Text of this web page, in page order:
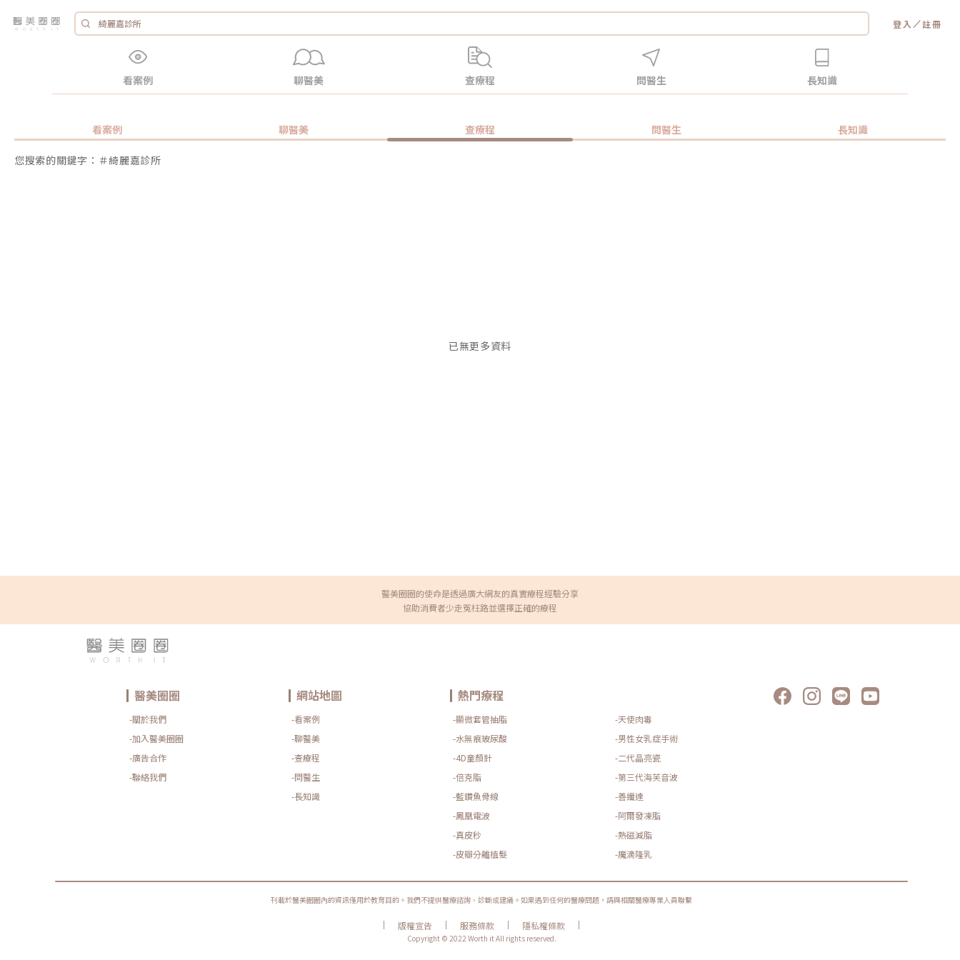
登入 ／註冊
看案例 聊醫美 查療程 問醫生 長知識
看案例 聊醫美 查療程 問醫生 長知識
您搜索的關鍵字：＃綺麗嘉診所
已無更多資料
醫美圈圈的使命是透過廣大網友的真實療程經驗分享
協助消費者少走冤枉路並選擇正確的療程
醫美圈圈
-關於我們
-加入醫美圈圈
-廣告合作
-聯絡我們
網站地圖
-看案例
-聊醫美
-查療程
-問醫生
-長知識
熱門療程
-顯微套管抽脂
-天使肉毒
-水無痕玻尿酸
-男性女乳症手術
-4D童顏針
-二代晶亮瓷
-倍克脂
-第三代海芙音波
-藍鑽魚骨線
-善纖達
-鳳凰電波
-阿爾發凍脂
-真皮秒
-熱磁減脂
-皮瓣分離植髮
-魔滴隆乳
刊載於醫美圈圈內的資訊僅用於教育目的。我們不提供醫療諮詢、診斷或建議。如果遇到任何的醫療問題，請與相關醫療專業人員聯繫
| 版權宣告 | 服務條款 | 隱私權條款
|
Copyright © 2022 Worth it All rights reserved.